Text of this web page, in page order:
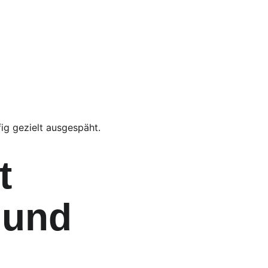
gezielt ausgespäht.